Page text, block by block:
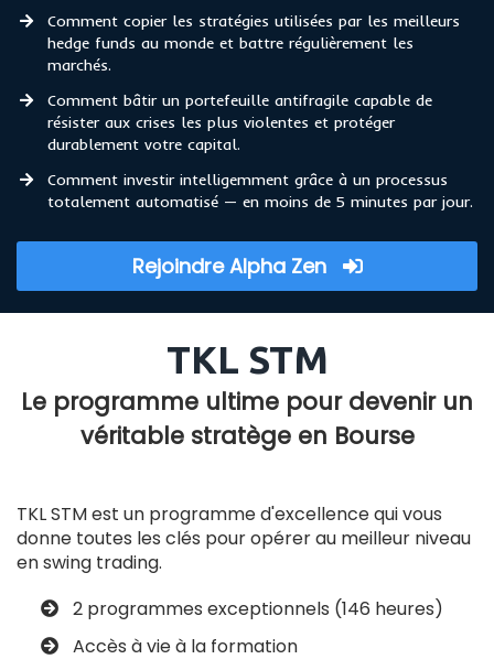
​​Comment copier les stratégies utilisées par les meilleurs
hedge funds au monde et battre régulièrement les
marchés.
Comment bâtir un portefeuille antifragile capable de
résister aux crises les plus violentes et protéger
durablement votre capital.
Comment investir intelligemment grâce à un processus
totalement automatisé — en moins de 5 minutes par jour.
Rejoindre Alpha Zen
TKL STM
Le programme ultime pour devenir un
véritable stratège en Bourse
TKL STM est un programme d'excellence qui vous
donne toutes les clés pour opérer au meilleur niveau
en swing trading.
2 programmes exceptionnels (146 heures)
​Accès à vie à la formation